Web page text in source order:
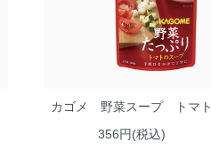
カゴメ 野菜スープ トマト
356円(税込)